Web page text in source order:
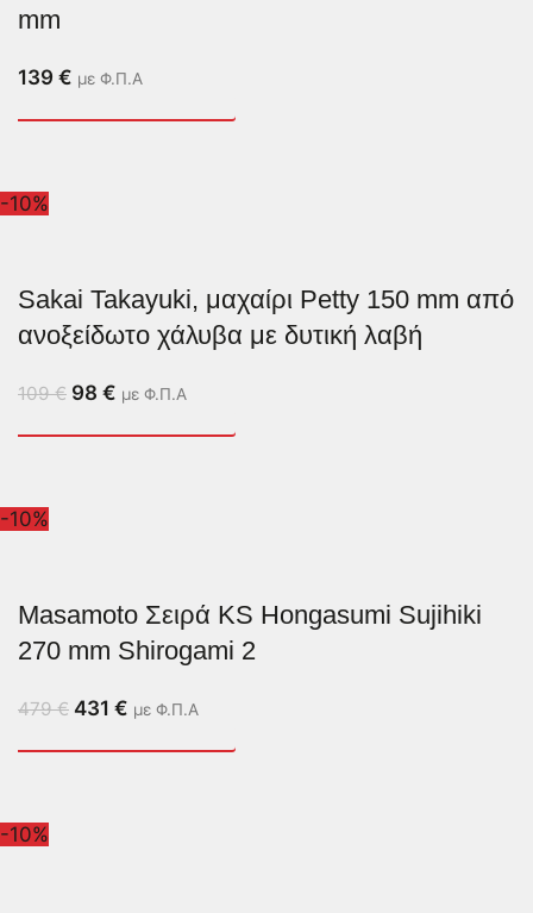
mm
139 € με Φ.Π.Α
-10%
Sakai Takayuki, μαχαίρι Petty 150 mm από
ανοξείδωτο χάλυβα με δυτική λαβή
109€ 98 € με Φ.Π.Α
-10%
Masamoto Σειρά KS Hongasumi Sujihiki
270 mm Shirogami 2
479€ 431 € με Φ.Π.Α
-10%